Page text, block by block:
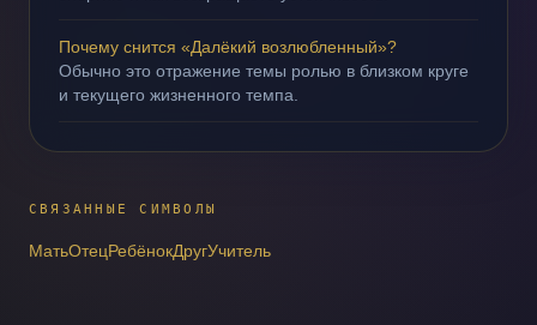
Почему снится «Далёкий возлюбленный»?
Обычно это отражение темы ролью в близком круге
и текущего жизненного темпа.
СВЯЗАННЫЕ СИМВОЛЫ
МатьОтецРебёнокДругУчитель